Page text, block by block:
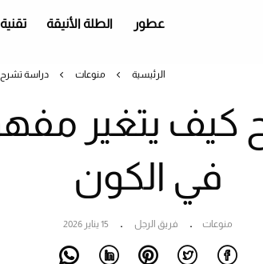
عطور الطلة الأنيقة تقنية
الرئيسية منوعات دراسة تشرح
يتغير
في الكون
منوعات فريق الرجل 15 يناير 2026